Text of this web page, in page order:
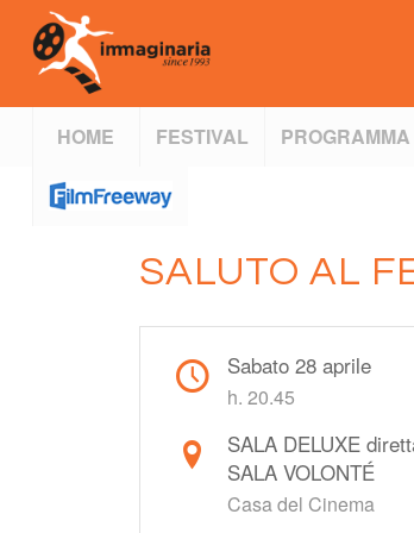
HOME FESTIVAL PROGRAMMA
SALUTO AL
Sabato 28 aprile
h. 20.45
SALA DELUXE
SALA VOLONTÉ
Casa del Cinema